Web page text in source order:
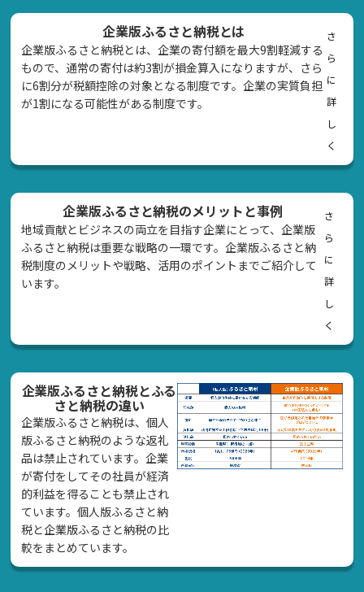
企業版ふるさと納税とは
企業版ふるさと納税とは、企業の寄付額を最大9割軽減する
もので、通常の寄付は約3割が損金算入になりますが、さら
に6割分が税額控除の対象となる制度です。企業の実質負担
が1割になる可能性がある制度です。
さ
ら
に
詳
し
く
企業版ふるさと納税のメリットと事例
地域貢献とビジネスの両立を目指す企業にとって、企業版
ふるさと納税は重要な戦略の一環です。企業版ふるさと納
税制度のメリットや戦略、活用のポイントまでご紹介して
います。
さ
ら
に
詳
し
く
企業版ふるさと納税とふる
さと納税の違い
企業版ふるさと納税は、個人
版ふるさと納税のような返礼
品は禁止されています。企業
が寄付をしてその社員が経済
的利益を得ることも禁止され
ています。個人版ふるさと納
税と企業版ふるさと納税の比
較をまとめています。